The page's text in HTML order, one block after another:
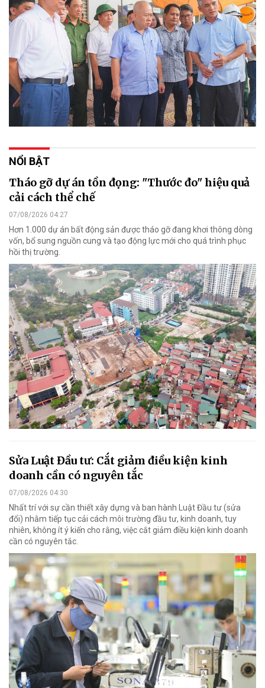
NỔI BẬT
Tháo gỡ dự án tồn đọng: "Thước đo" hiệu quả
cải cách thể chế
07/08/2026 04:27
Hơn 1.000 dự án bất động sản được tháo gỡ đang khơi thông dòng
vốn, bổ sung nguồn cung và tạo động lực mới cho quá trình phục
hồi thị trường.
Sửa Luật Đầu tư: Cắt giảm điều kiện kinh
doanh cần có nguyên tắc
07/08/2026 04:30
Nhất trí với sự cần thiết xây dựng và ban hành Luật Đầu tư (sửa
đổi) nhằm tiếp tục cải cách môi trường đầu tư, kinh doanh, tuy
nhiên, không ít ý kiến cho rằng, việc cắt giảm điều kiện kinh doanh
cần có nguyên tắc.